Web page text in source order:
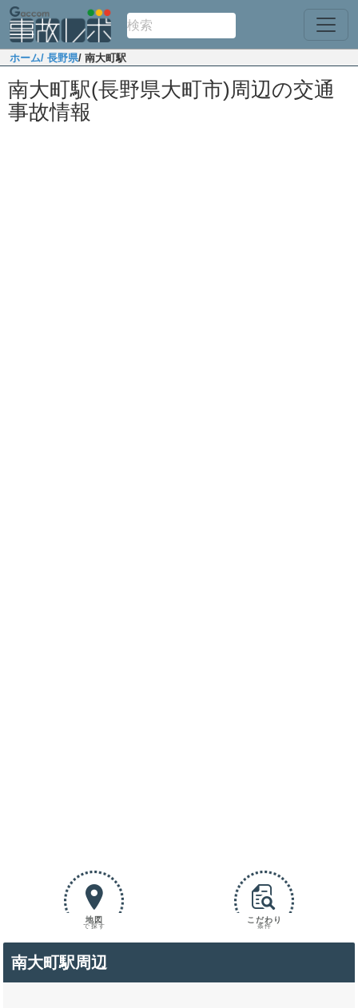
ホーム/ 長野県/ 南大町駅
南大町駅(長野県大町市)周辺の交通
事故情報
地図
で探す
こだわり
条件
南大町駅周辺